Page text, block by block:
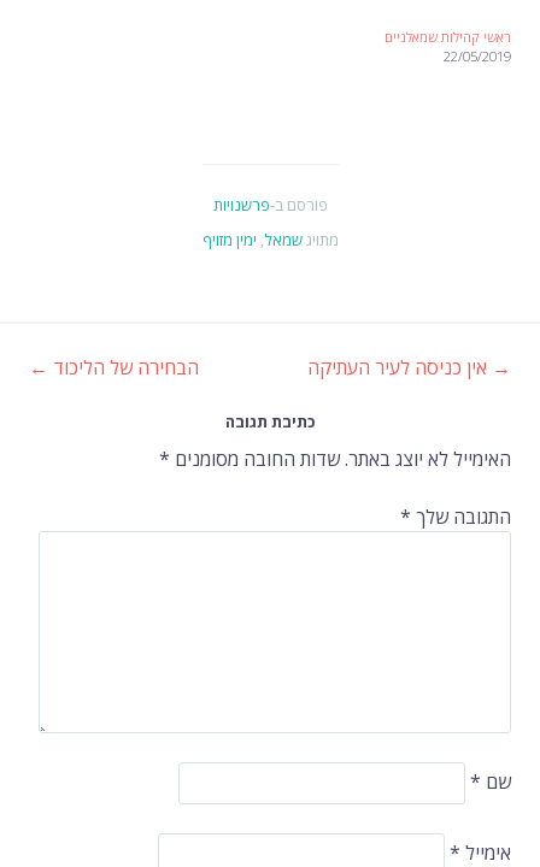
ראשי קהילות שמאלניים
22/05/2019
פורסם ב-פרשנויות
מתויגשמאל, ימין מזויף
ניווט
ברשומות
→ אין כניסה לעיר העתיקה הבחירה של הליכוד ←
כתיבת תגובה
האימייל לא יוצג באתר.שדות החובה מסומנים *
התגובה שלך *
שם *
אימייל *